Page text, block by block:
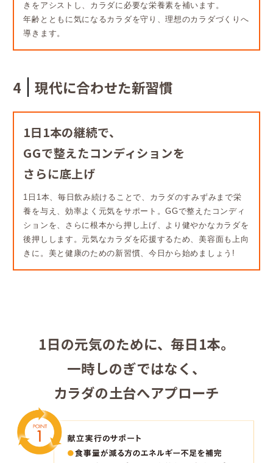
きをアシストし、カラダに必要な栄養素を補います。
年齢とともに気になるカラダを守り、理想のカラダづくりへ
導きます。
4 現代に合わせた新習慣
1日1本の継続で、
GGで整えたコンディションを
さらに底上げ
1日1本、毎日飲み続けることで、カラダのすみずみまで栄
養を与え、効率よく元気をサポート。GGで整えたコンディ
ションを、さらに根本から押し上げ、より健やかなカラダを
後押しします。元気なカラダを応援するため、美容面も上向
きに。美と健康のための新習慣、今日から始めましょう!
1日の元気のために、毎日1本。
一時しのぎではなく、
カラダの土台へアプローチ